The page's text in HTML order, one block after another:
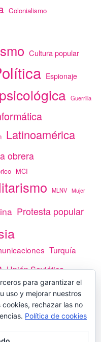
Colonialismo
Cultura popular
Espionaje
Guerrilla
Latinoamérica
obrera
MCI
MLNV Mujer
Protesta popular
Turquía
Unión Soviética
para garantizar el
uso y mejorar nuestros
rechazar las no
Política de cookies